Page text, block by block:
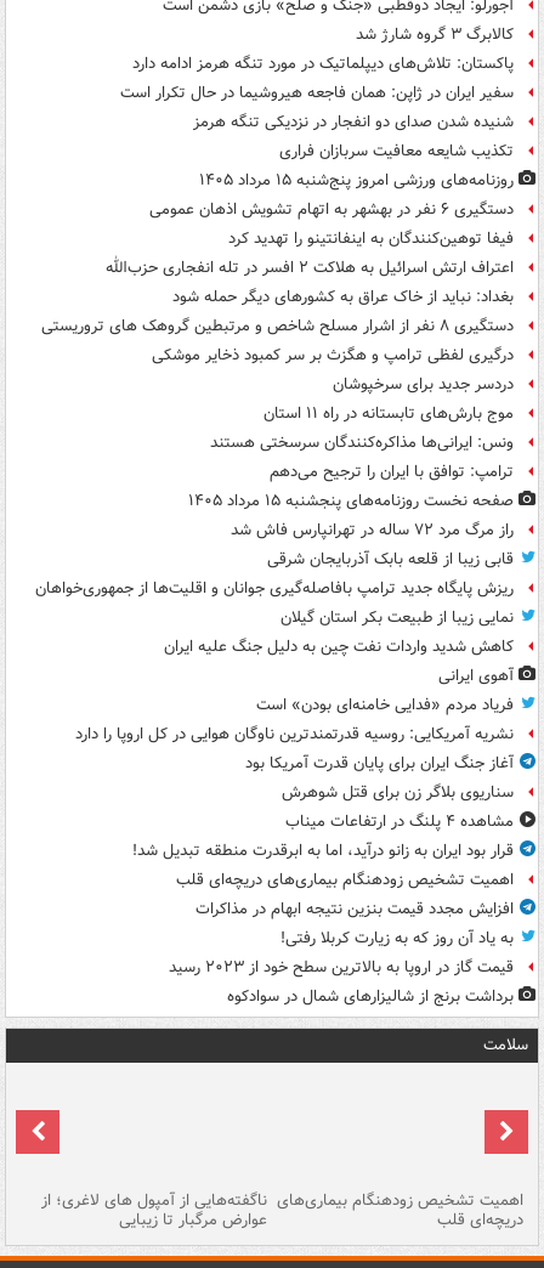
آجورلو: ایجاد دوقطبی «جنگ و صلح‌» بازی دشمن است
کالابرگ ۳ گروه شارژ شد
پاکستان: تلاش‌های دیپلماتیک در مورد تنگه هرمز ادامه دارد
سفیر ایران در ژاپن: همان فاجعه هیروشیما در حال تکرار است
شنیده شدن صدای دو انفجار در نزدیکی تنگه هرمز
تکذیب شایعه معافیت سربازان فراری
روزنامه‌های ورزشی امروز پنج‌شنبه ۱۵ مرداد ۱۴۰۵
دستگیری ۶ نفر در بهشهر به اتهام تشویش اذهان عمومی
فیفا توهین‌کنندگان به اینفانتینو را تهدید کرد
اعتراف ارتش اسرائیل به هلاکت ۲ افسر در تله انفجاری حزب‌الله
بغداد: نباید از خاک عراق به کشورهای دیگر حمله شود
دستگیری ۸ نفر از اشرار مسلح شاخص و مرتبطین گروهک های تروریستی
درگیری لفظی ترامپ و هگزث بر سر کمبود ذخایر موشکی
دردسر جدید برای سرخپوشان
موج بارش‌های تابستانه در راه ۱۱ استان
ونس: ایرانی‌ها مذاکره‌کنندگان سرسختی هستند
ترامپ: توافق با ایران را ترجیح می‌دهم
صفحه نخست روزنامه‌های پنجشنبه ۱۵ مرداد ۱۴۰۵
راز مرگ مرد ۷۲ ساله در تهرانپارس فاش شد
قابی زیبا از قلعه بابک آذربایجان شرقی
ریزش پایگاه جدید ترامپ بافاصله‌گیری جوانان و اقلیت‌ها از جمهوری‌خواهان
نمایی زیبا از طبیعت بکر استان گیلان
کاهش شدید واردات نفت چین به دلیل جنگ علیه ایران
آهوی ایرانی
فریاد مردم «فدایی خامنه‌ای بودن» است
نشریه آمریکایی: روسیه قدرتمندترین ناوگان هوایی در کل اروپا را دارد
آغاز جنگ ایران برای پایان قدرت آمریکا بود
سناریوی بلاگر زن برای قتل شوهرش
مشاهده ۴ پلنگ در ارتفاعات میناب
قرار بود ایران به زانو درآید، اما به ابرقدرت منطقه تبدیل شد!
اهمیت تشخیص زودهنگام بیماری‌های دریچه‌ای قلب
افزایش مجدد قیمت بنزین نتیجه ابهام در مذاکرات
به یاد آن روز که به زیارت کربلا رفتی!
قیمت گاز در اروپا به بالاترین سطح خود از ۲۰۲۳ رسید
برداشت برنج از شالیزارهای شمال در سوادکوه
سلامت
اهمیت تشخیص زودهنگام بیماری‌های
دریچه‌ای قلب
ناگفته‌هایی از آمپول های لاغری؛ از
عوارض مرگبار تا زیبایی